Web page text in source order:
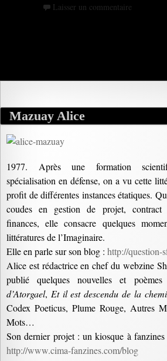
Laisser un commentaire
Mazuay Alice
1977. Après une formation
spécialisation en défense, on a vu cette
profit de différentes instances étatiques.
coudes en gestion de projet, contract
finances, elle consacre quelques
littératures de l’Imaginaire.
Elle en parle sur son blog : http://question-
Alice est rédactrice en chef du webzine
publié quelques nouvelles et
d’Atorgael, Et il est descendu de la
Codex Poeticus, Plume Rouge, Autres
Mots…
Son dernier projet : un kiosque à
http://www.cima-fanzines.com/blog